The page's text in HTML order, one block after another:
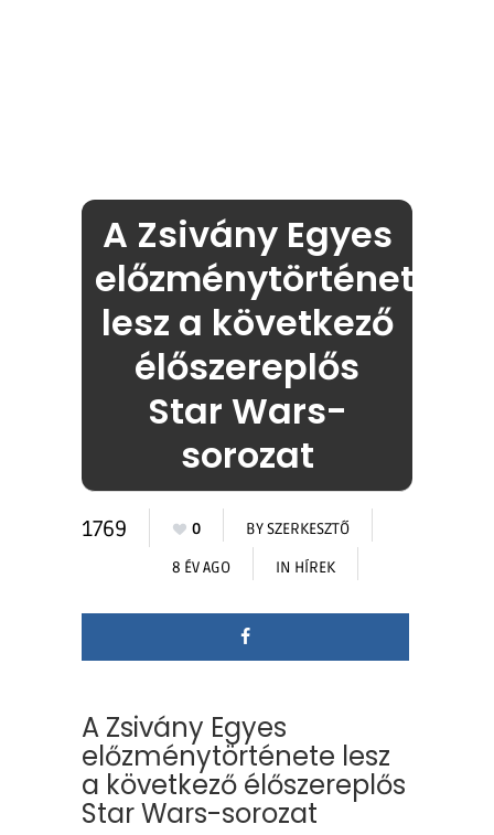
A Zsivány Egyes
előzménytörténete
lesz a következő
élőszereplős
Star Wars-
sorozat
1769 0 BYSZERKESZTŐ
8 ÉV AGO IN HÍREK
A Zsivány Egyes
előzménytörténete lesz
a következő élőszereplős
Star Wars-sorozat